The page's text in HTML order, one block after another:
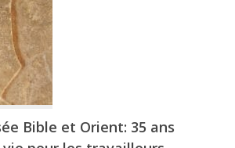
Bible et Orient: 35 ans